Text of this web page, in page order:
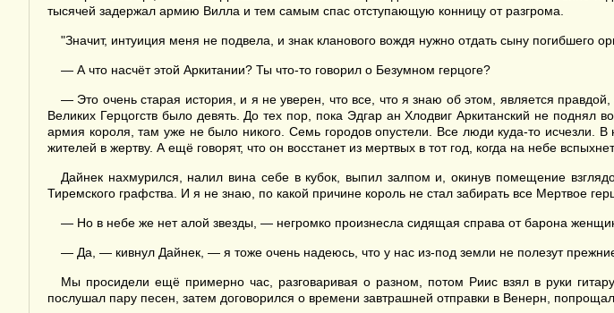
тысячей задержал армию Вилла и тем самым спас отступающую конницу от разгрома.
"Значит, интуиция меня не подвела, и знак кланового вождя нужно отдать сыну погибшего
— А что насчёт этой Аркитании? Ты что-то говорил о Безумном герцоге?
— Это очень старая история, и я не уверен, что все, что я знаю об этом, является
Великих Герцогств было девять. До тех пор, пока Эдгар ан Хлодвиг Аркитанский не поднял
армия короля, там уже не было никого. Семь городов опустели. Все люди куда-то исчезли.
жителей в жертву. А ещё говорят, что он восстанет из мертвых в тот год, когда на небе вспыхнет
Дайнек нахмурился, налил вина себе в кубок, выпил залпом и, окинув помещение
Тиремского графства. И я не знаю, по какой причине король не стал забирать все Мертвое
— Но в небе же нет алой звезды, — негромко произнесла сидящая справа от барона
— Да, — кивнул Дайнек, — я тоже очень надеюсь, что у нас из-под земли не полезут
Мы просидели ещё примерно час, разговаривая о разном, потом Риис взял в руки
послушал пару песен, затем договорился о времени завтрашней отправки в Венерн,